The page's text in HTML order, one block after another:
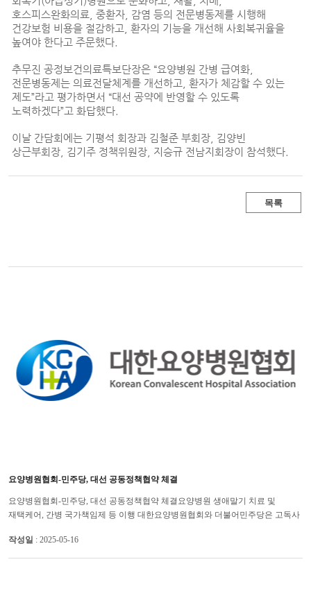
호스피스완화의료, 중환자, 감염 등의 전문병동제를 시행해
건강보험 비용을 절감하고, 환자의 기능을 개선해 사회복귀율을
높여야 한다고 주문했다.
추무진 공정보건의료특보단장은 “요양병원 간병 급여화,
전문병동제는 의료전달체계를 개선하고, 환자가 체감할 수 있는
제도”라고 평가하면서 “대선 공약에 반영할 수 있도록
노력하겠다”고 화답했다.
이날 간담회에는 기평석 회장과 김철준 부회장, 김양빈
상근부회장, 김기주 정책위원장, 지승규 전남지회장이 참석했다.
목록
요양병원협회-민주당, 대선 공동정책협약 체결
요양병원협회-민주당, 대선 공동정책협약 체결요양병원 생애말기 치료 및
재택케어, 간병 국가책임제 등 이행 대한요양병원협회와 더불어민주당은 고독사
작성일 : 2025-05-16